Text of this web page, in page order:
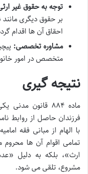
توجه به حقوق غیر
بر حقوق دیگری
احقاق آن ها اقدام
مشاوره تخصصی:
متخصص در امور
نتیجه گیری
ماده ۸۸۴ قانون
فرزندان حاصل از روابط
با الهام از مبانی فقه
تمامی اقوام آن ها
ارث»، بلکه به دلیل
مشروع، تلقی می شود.